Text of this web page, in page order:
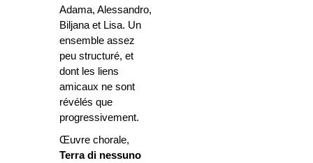
Adama, Alessandro,
Biljana et Lisa. Un
ensemble assez
peu structuré, et
dont les liens
amicaux ne sont
révélés que
progressivement.
Œuvre chorale,
Terra di nessuno